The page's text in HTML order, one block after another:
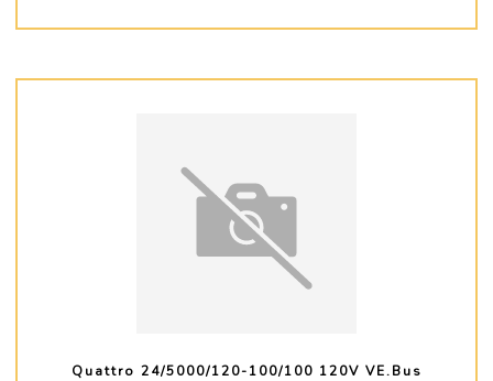
Quattro 24/5000/120-100/100 120V VE.Bus